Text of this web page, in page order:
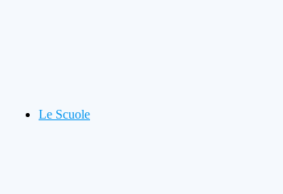
Le Scuole